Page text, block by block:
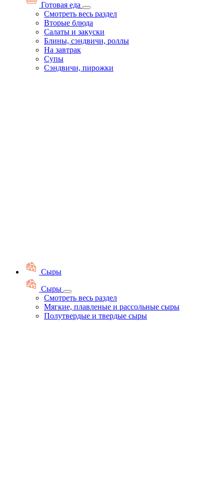
Готовая еда
Смотреть весь раздел
Вторые блюда
Салаты и закуски
Блины, сэндвичи, роллы
На завтрак
Супы
Сэндвичи, пирожки
Сыры
Сыры
Смотреть весь раздел
Мягкие, плавленые и рассольные сыры
Полутвердые и твердые сыры